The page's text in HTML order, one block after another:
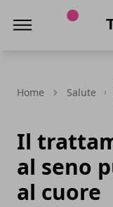
Home Salute
Il
al seno
al cuore